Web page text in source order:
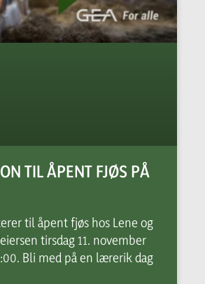
TIL ÅPENT FJØS PÅ
til åpent fjøs hos Lene og
tirsdag 11. november
Bli med på en lærerik dag